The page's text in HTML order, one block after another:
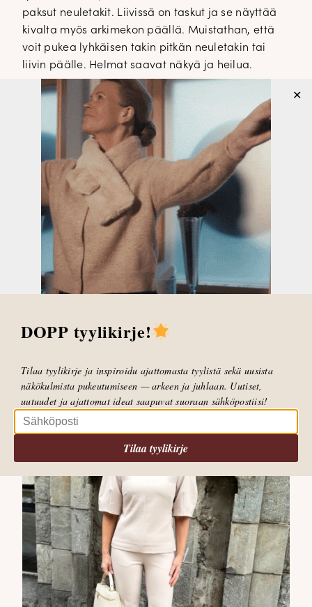
paksut neuletakit. Liivissä on taskut ja se näyttää
kivalta myös arkimekon päällä. Muistathan, että
voit pukea lyhkäisen takin pitkän neuletakin tai
liivin päälle. Helmat saavat näkyä ja heilua.
Pitkä liivi Oui € 179,00 koot 34-42 44%
polyacryli, 32% puuvilla, 9% villa, 8 %
polyesteri, 1 % polyamidi
Beige rusettipaita More&More € 74,95 koot
34-42 100% viskoosi
Huomenna aukeavat klo 10.00 I Love Me-messut.
Muistathan, että löydät meidät osastolta 6F129.
Päivitämme tunnelmia messuilta Facebookiin ja
Instagramiin, pysy kanavalla.
TUNNISTEET Gabor InWear Jakku
Neuleliivi
Neuletakki
DOPP tyylikirje!
Tilaa tyylikirje ja inspiroidu ajattomasta tyylistä sekä uusista
näkökulmista pukeutumiseen — arkeen ja juhlaan. Uutiset,
uutuudet ja ajattomat ideat saapuvat suoraan sähköpostiisi!
Tilaa tyylikirje
✕